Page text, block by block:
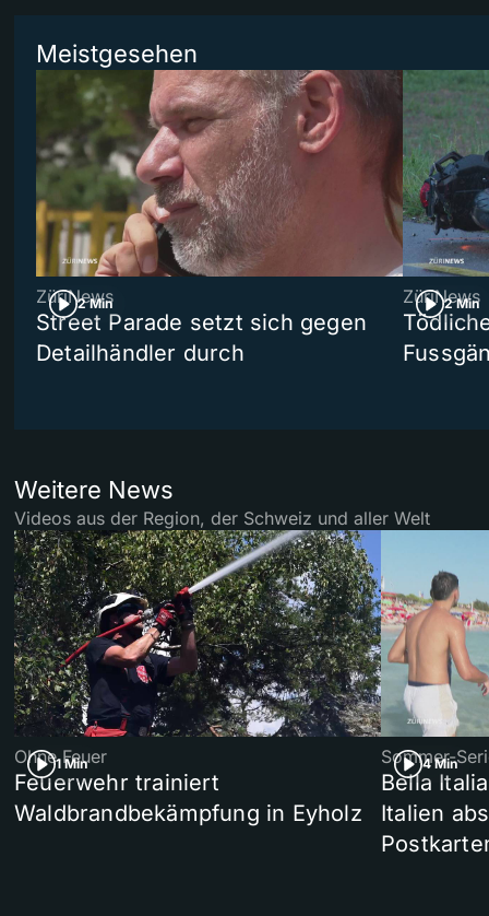
Meistgesehen
2 Min
ZüriNews
Street Parade setzt sich gegen
Detailhändler durch
2 Min
ZüriNews
Weitere News
Videos aus der Region, der Schweiz und aller Welt
1 Min
Ohne Feuer
Feuerwehr trainiert
Waldbrandbekämpfung in Eyholz
4 Min
Sommer-
Bella
Italien